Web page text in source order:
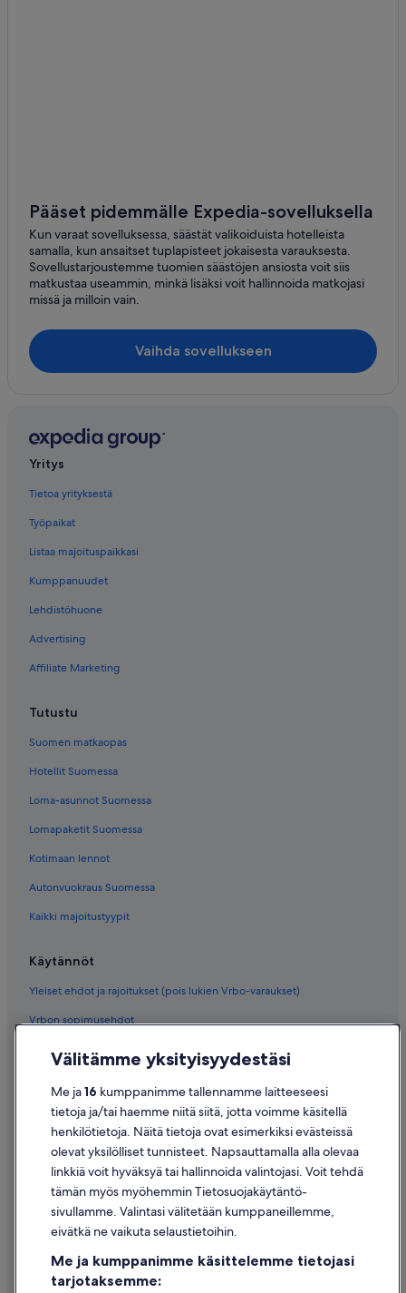
Pääset pidemmälle Expedia-sovelluksella
Kun varaat sovelluksessa, säästät valikoiduista hotelleista
samalla, kun ansaitset tuplapisteet jokaisesta varauksesta.
Sovellustarjoustemme tuomien säästöjen ansiosta voit siis
matkustaa useammin, minkä lisäksi voit hallinnoida matkojasi
missä ja milloin vain.
Vaihda sovellukseen
Yritys
Tietoa yrityksestä
Työpaikat
Listaa majoituspaikkasi
Kumppanuudet
Lehdistöhuone
Advertising
Affiliate Marketing
Tutustu
Suomen matkaopas
Hotellit Suomessa
Loma-asunnot Suomessa
Lomapaketit Suomessa
Kotimaan lennot
Autonvuokraus Suomessa
Kaikki majoitustyypit
Käytännöt
Yleiset ehdot ja rajoitukset (pois lukien Vrbo-varaukset)
Vrbon sopimusehdot
Saavutettavuus
Evästeet
Käyttöehdot
Oikeudelliset tiedot / ota meihin yhteyttä
Sisältövaatimukset ja ilmoituksen tekeminen sisällöstä
Tuki
Ota yhteyttä
Välitämme yksityisyydestäsi
Me ja16 kumppanimme tallennamme laitteeseesi
tietoja ja/tai haemme niitä siitä, jotta voimme käsitellä
henkilötietoja. Näitä tietoja ovat esimerkiksi evästeissä
olevat yksilölliset tunnisteet. Napsauttamalla alla olevaa
linkkiä voit hyväksyä tai hallinnoida valintojasi. Voit tehdä
tämän myös myöhemmin Tietosuojakäytäntö-
sivullamme. Valintasi välitetään kumppaneillemme,
eivätkä ne vaikuta selaustietoihin.
Me ja kumppanimme käsittelemme tietojasi
tarjotaksemme: